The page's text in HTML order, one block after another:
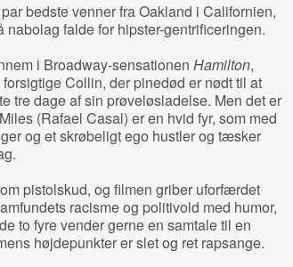
bedste venner fra Oakland i Californien,
falde for hipster-gentrificeringen.
i Broadway-sensationen Hamilton,
Collin, der pinedød er nødt til at
tre dage af sin prøveløsladelse. Men det er
(Rafael Casal) er en hvid fyr, som med
og et skrøbeligt ego hustler og tæsker
pistolskud, og filmen griber uforfærdet
racisme og politivold med humor,
to fyre vender gerne en samtale til en
højdepunkter er slet og ret rapsange.